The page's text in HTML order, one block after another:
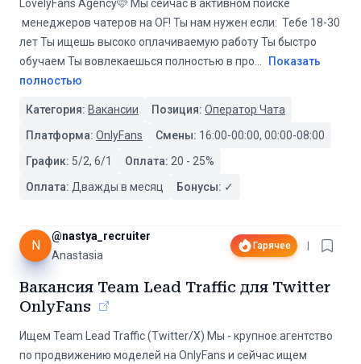
LovelyFans Agency🩷 Мы сейчас в активном поиске
менеджеров чатеров на OF! Ты нам нужен если: Тебе 18-30
лет Ты ищешь высоко оплачиваемую работу Ты быстро
обучаем Ты вовлекаешься полностью в про
Показать
полностью
Категория: Вакансии Позиция: Оператор Чата
Платформа: OnlyFans Смены: 16:00-00:00, 00:00-08:00
График: 5/2, 6/1 Оплата: 20 - 25%
Оплата: Дважды в месяц Бонусы: ✓
N
@nastya_recruiter
Anastasia
Гарячее
Вакансия Team Lead Traffic для Twitter
OnlyFans
Ищем Team Lead Traffic (Twitter/X) Мы - крупное агентство
по продвижению моделей на OnlyFans и сейчас ищем